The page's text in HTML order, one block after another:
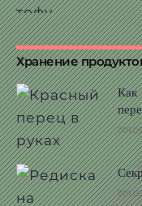
Хранение
Как